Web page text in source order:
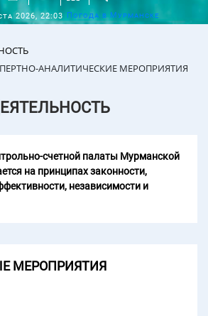
2026, 22:03 Погода в Мурманске
АНАЛИТИЧЕСКИЕ МЕРОПРИЯТИЯ
счетной палаты Мурманской
на принципах законности,
независимости и
МЕРОПРИЯТИЯ